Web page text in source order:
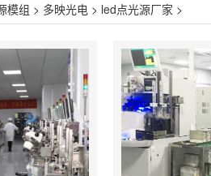
模组 > 多映光电 > led点光源厂家 >